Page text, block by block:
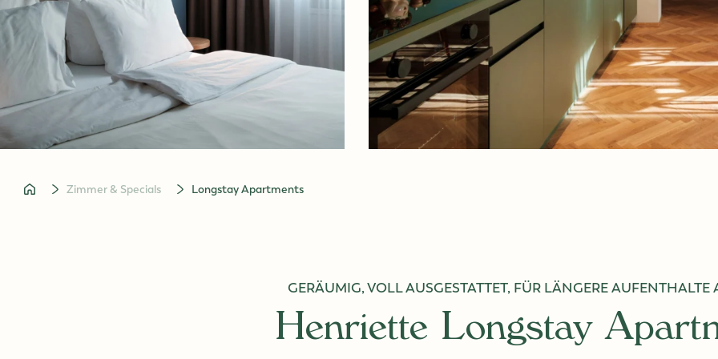
zur Startseite
Zimmer & Specials Longstay Apartments
Henriette Longstay
GERÄUMIG, VOLL AUSGESTATTET, FÜR LÄNGERE AUFENTHALTE